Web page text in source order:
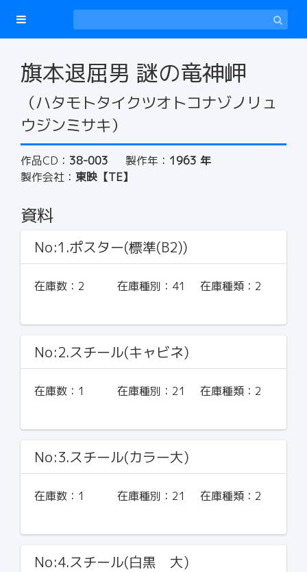
旗本退屈男 謎の竜神岬
（ハタモトタイクツオトコナゾノリュ
ウジンミサキ）
作品CD： 38-003 製作年： 1963 年
製作会社： 東映【TE】
資料
No:1.ポスター(標準(B2))
在庫数： 2 在庫種別： 41 在庫種類： 2
No:2.スチール(キャビネ)
在庫数： 1 在庫種別： 21 在庫種類： 2
No:3.スチール(カラー大)
在庫数： 1 在庫種別： 21 在庫種類： 2
No:4.スチール(白黒 大)